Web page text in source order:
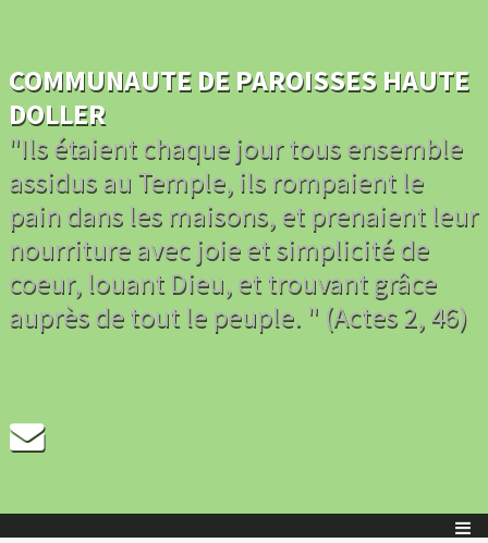
COMMUNAUTE DE PAROISSES HAUTE
DOLLER
"Ils étaient chaque jour tous ensemble
assidus au Temple, ils rompaient le
pain dans les maisons, et prenaient leur
nourriture avec joie et simplicité de
coeur, louant Dieu, et trouvant grâce
auprès de tout le peuple. " (Actes 2, 46)